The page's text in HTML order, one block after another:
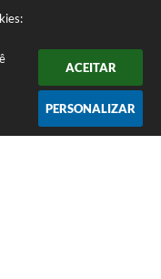
ACEITAR
PERSONALIZAR